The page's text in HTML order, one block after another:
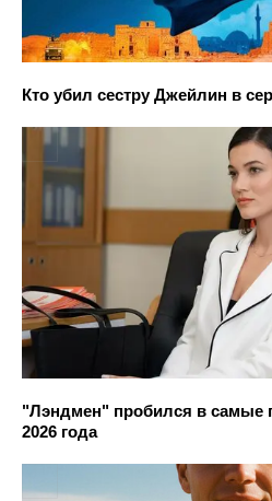
Кто убил сестру Джейлин в
"Лэндмен" пробился в самые
2026 года